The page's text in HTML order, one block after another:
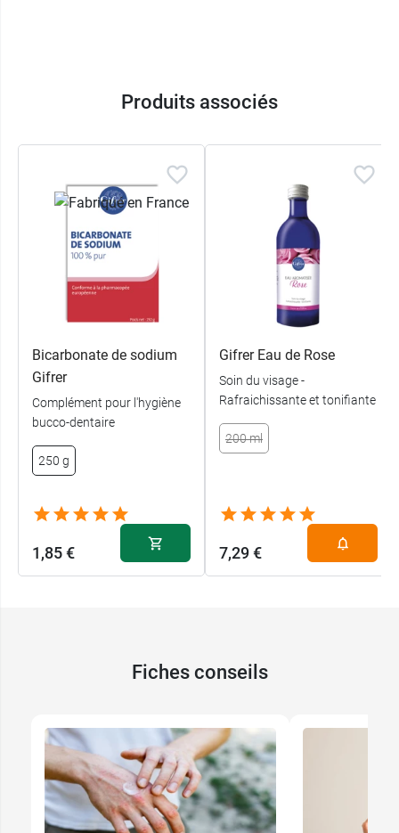
Produits associés
Bicarbonate de sodium
Gifrer
Complément pour l'hygiène
bucco-dentaire
250 g
1,85 €
Gifrer Eau de Rose
Soin du visage -
Rafraichissante et tonifiante
200 ml
7,29 €
Fiches conseils